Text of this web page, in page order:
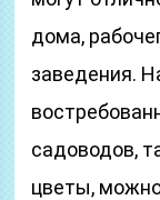
дома,
заведения.
садоводов,
цветы,